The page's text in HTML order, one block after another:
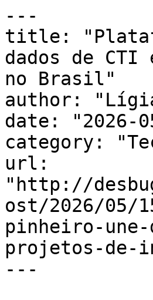
---
title:
dados de
no Brasil"
author:
date: "2026-
category:
url:
"http://
ost/2026/05/
pinheiro-
projetos-de-
---